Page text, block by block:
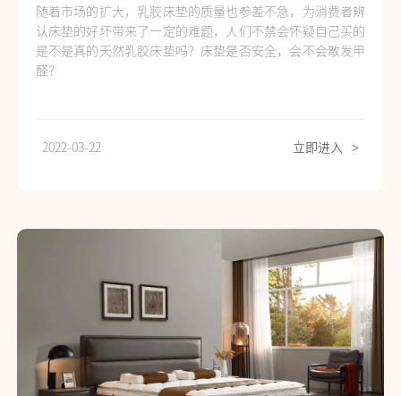
随着市场的扩大，乳胶床垫的质量也参差不急，为消费者辨
认床垫的好坏带来了一定的难题，人们不禁会怀疑自己买的
是不是真的天然乳胶床垫吗？床垫是否安全，会不会散发甲
醛？
2022-03-22 立即进入 >